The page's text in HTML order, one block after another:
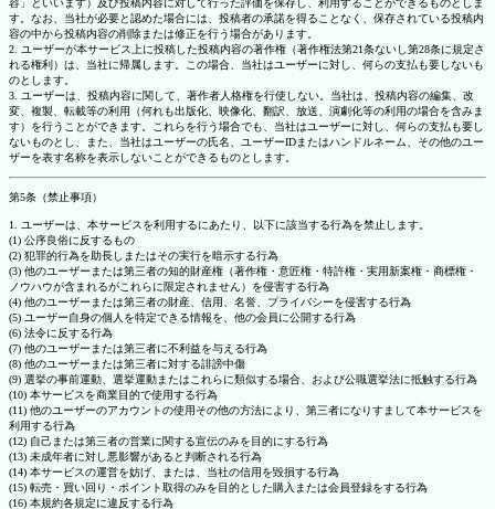
容」といいます）及び投稿内容に対して行った評価を保存し、利用することができるものとしま
す。なお、当社が必要と認めた場合には、投稿者の承諾を得ることなく、保存されている投稿内
容の中から投稿内容の削除または修正を行う場合があります。
2. ユーザーが本サービス上に投稿した投稿内容の著作権（著作権法第21条ないし第28条に規定さ
れる権利）は、当社に帰属します。この場合、当社はユーザーに対し、何らの支払も要しないも
のとします。
3. ユーザーは、投稿内容に関して、著作者人格権を行使しない。当社は、投稿内容の編集、改
変、複製、転載等の利用（何れも出版化、映像化、翻訳、放送、演劇化等の利用の場合を含みま
す）を行うことができます。これらを行う場合でも、当社はユーザーに対し、何らの支払も要し
ないものとし、また、当社はユーザーの氏名、ユーザーIDまたはハンドルネーム、その他のユー
ザーを表す名称を表示しないことができるものとします。
第5条（禁止事項）
1. ユーザーは、本サービスを利用するにあたり、以下に該当する行為を禁止します。
(1) 公序良俗に反するもの
(2) 犯罪的行為を助長しまたはその実行を暗示する行為
(3) 他のユーザーまたは第三者の知的財産権（著作権・意匠権・特許権・実用新案権・商標権・
ノウハウが含まれるがこれらに限定されません）を侵害する行為
(4) 他のユーザーまたは第三者の財産、信用、名誉、プライバシーを侵害する行為
(5) ユーザー自身の個人を特定できる情報を、他の会員に公開する行為
(6) 法令に反する行為
(7) 他のユーザーまたは第三者に不利益を与える行為
(8) 他のユーザーまたは第三者に対する誹謗中傷
(9) 選挙の事前運動、選挙運動またはこれらに類似する場合、および公職選挙法に抵触する行為
(10) 本サービスを商業目的で使用する行為
(11) 他のユーザーのアカウントの使用その他の方法により、第三者になりすまして本サービスを
利用する行為
(12) 自己または第三者の営業に関する宣伝のみを目的にする行為
(13) 未成年者に対し悪影響があると判断される行為
(14) 本サービスの運営を妨げ、または、当社の信用を毀損する行為
(15) 転売・買い回り・ポイント取得のみを目的とした購入または会員登録をする行為
(16) 本規約各規定に違反する行為